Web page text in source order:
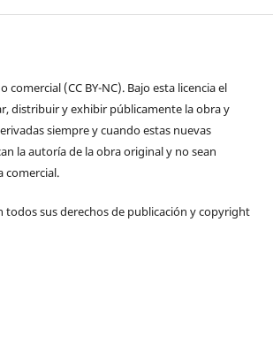
comercial (CC BY-­NC). Bajo esta licencia el
distribuir y exhibir públicamente la obra y
siempre y cuando estas nuevas
la autoría de la obra original y no sean
comercial.
todos sus derechos de publicación y copyright